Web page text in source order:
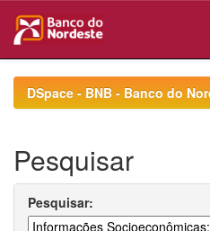
navigationDSpace - BNB - Banco do
Pesquisar
Pesquisar: